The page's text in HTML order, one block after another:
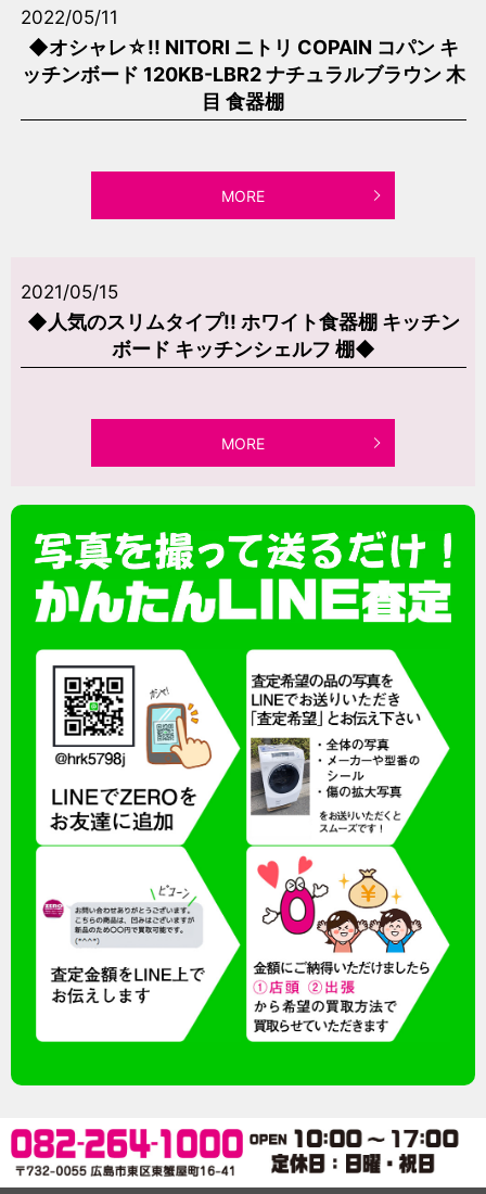
2022/05/11
◆オシャレ☆!! NITORI ニトリ COPAIN コパン キ
ッチンボード 120KB-LBR2 ナチュラルブラウン 木
目 食器棚
MORE
2021/05/15
◆人気のスリムタイプ!! ホワイト食器棚 キッチン
ボード キッチンシェルフ 棚◆
MORE